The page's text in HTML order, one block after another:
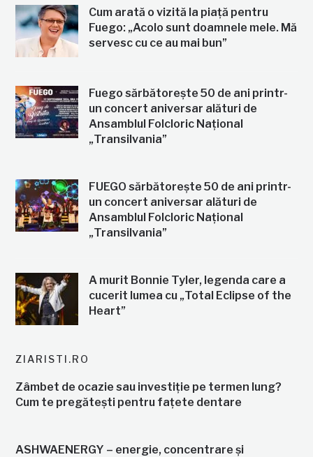
Cum arată o vizită la piață pentru
Fuego: „Acolo sunt doamnele mele. Mă
servesc cu ce au mai bun”
Fuego sărbătorește 50 de ani printr-
un concert aniversar alături de
Ansamblul Folcloric Național
„Transilvania”
FUEGO sărbătorește 50 de ani printr-
un concert aniversar alături de
Ansamblul Folcloric Național
„Transilvania”
A murit Bonnie Tyler, legenda care a
cucerit lumea cu „Total Eclipse of the
Heart”
ZIARISTI.RO
Zâmbet de ocazie sau investiție pe termen lung?
Cum te pregătești pentru fațete dentare
ASHWAENERGY – energie, concentrare și